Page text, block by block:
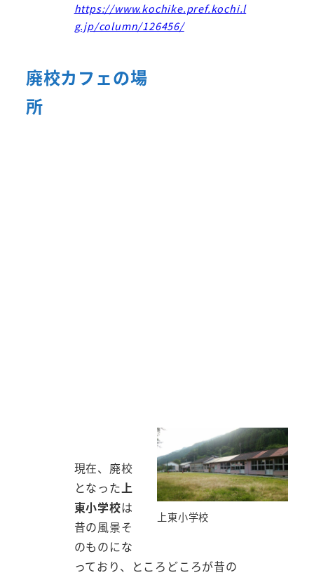
https://www.kochike.pref.kochi.l
g.jp/column/126456/
廃校カフェの場
所
上東小学校
現在、廃校
となった上
東小学校は
昔の風景そ
のものにな
っており、ところどころが昔の